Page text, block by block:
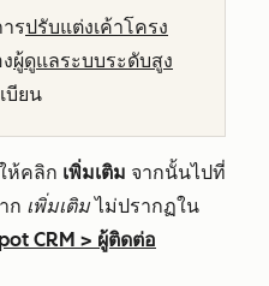
รปรับแต่งเค้าโครง
ผู้ดูแลระบบระดับสูง
บียน
ห้คลิก เพิ่มเติม จากนั้นไปที่
ก เพิ่มเติมไม่ปรากฏใน
CRM > ผู้ติดต่อ